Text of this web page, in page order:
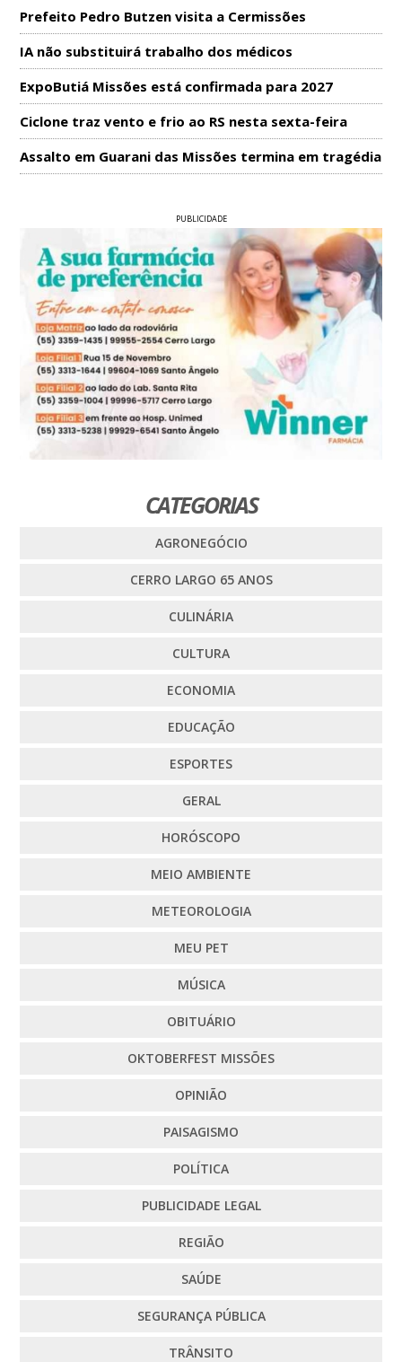
Prefeito Pedro Butzen visita a Cermissões
IA não substituirá trabalho dos médicos
ExpoButiá Missões está confirmada para 2027
Ciclone traz vento e frio ao RS nesta sexta-feira
Assalto em Guarani das Missões termina em tragédia
PUBLICIDADE
CATEGORIAS
AGRONEGÓCIO
CERRO LARGO 65 ANOS
CULINÁRIA
CULTURA
ECONOMIA
EDUCAÇÃO
ESPORTES
GERAL
HORÓSCOPO
MEIO AMBIENTE
METEOROLOGIA
MEU PET
MÚSICA
OBITUÁRIO
OKTOBERFEST MISSÕES
OPINIÃO
PAISAGISMO
POLÍTICA
PUBLICIDADE LEGAL
REGIÃO
SAÚDE
SEGURANÇA PÚBLICA
TRÂNSITO